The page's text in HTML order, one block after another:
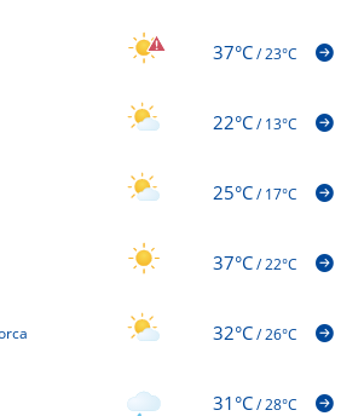
37°C/23°C
22°C/13°C
25°C/17°C
37°C/22°C
32°C/26°C
31°C/28°C